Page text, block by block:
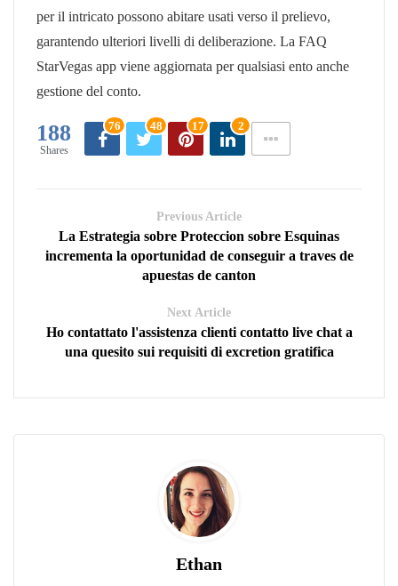
per il intricato possono abitare usati verso il prelievo,
garantendo ulteriori livelli di deliberazione. La FAQ
StarVegas app viene aggiornata per qualsiasi ento anche
gestione del conto.
188
Shares
76 48 17 2
Previous Article
La Estrategia sobre Proteccion sobre Esquinas
incrementa la oportunidad de conseguir a traves de
apuestas de canton
Next Article
Ho contattato l'assistenza clienti contatto live chat a
una quesito sui requisiti di excretion gratifica
Ethan